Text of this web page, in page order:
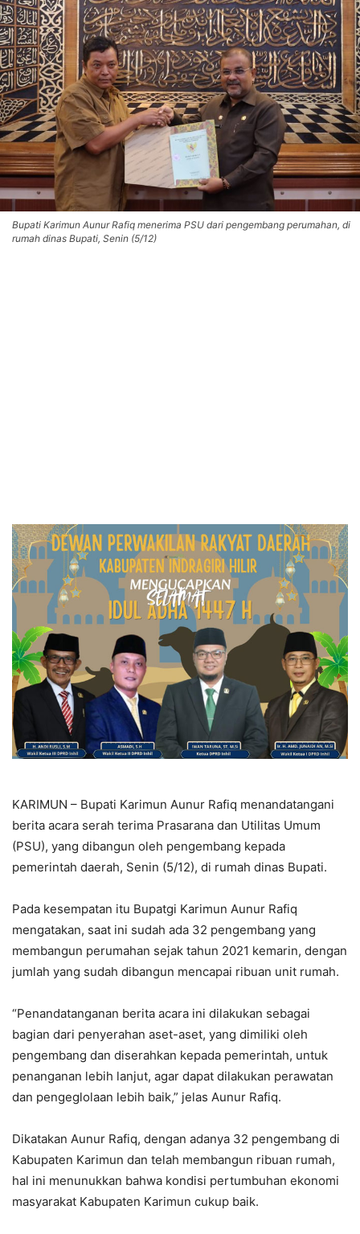
Bupati Karimun Aunur Rafiq menerima PSU dari pengembang perumahan, di
rumah dinas Bupati, Senin (5/12)
KARIMUN – Bupati Karimun Aunur Rafiq menandatangani
berita acara serah terima Prasarana dan Utilitas Umum
(PSU), yang dibangun oleh pengembang kepada
pemerintah daerah, Senin (5/12), di rumah dinas Bupati.
Pada kesempatan itu Bupatgi Karimun Aunur Rafiq
mengatakan, saat ini sudah ada 32 pengembang yang
membangun perumahan sejak tahun 2021 kemarin, dengan
jumlah yang sudah dibangun mencapai ribuan unit rumah.
“Penandatanganan berita acara ini dilakukan sebagai
bagian dari penyerahan aset-aset, yang dimiliki oleh
pengembang dan diserahkan kepada pemerintah, untuk
penanganan lebih lanjut, agar dapat dilakukan perawatan
dan pengeglolaan lebih baik,” jelas Aunur Rafiq.
Dikatakan Aunur Rafiq, dengan adanya 32 pengembang di
Kabupaten Karimun dan telah membangun ribuan rumah,
hal ini menunukkan bahwa kondisi pertumbuhan ekonomi
masyarakat Kabupaten Karimun cukup baik.